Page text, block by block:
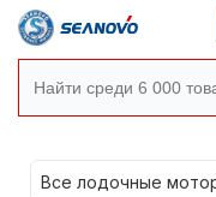
Новосибирск
Моторы SEANOVO
Все лодочные